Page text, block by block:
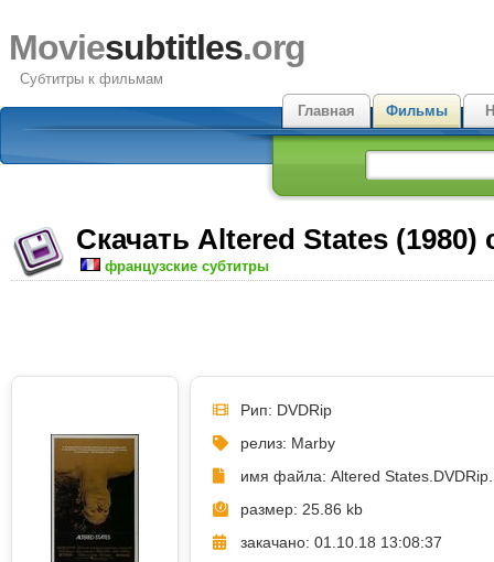
Moviesubtitles.org
Субтитры к фильмам
Главная
Фильмы
Скачать Altered States (1980)
французские субтитры
Рип: DVDRip
релиз: Marby
имя файла: Altered
размер: 25.86 kb
закачано: 01.10.18 13:08:37